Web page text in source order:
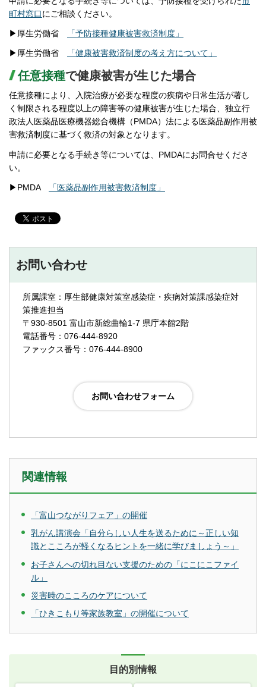
町村窓口にご相談ください。
▶厚生労働省 「予防接種健康被害救済制度」
▶厚生労働省 「健康被害救済制度の考え方について」
任意接種で健康被害が生じた場合
任意接種により、入院治療が必要な程度の疾病や日常生活が著し
く制限される程度以上の障害等の健康被害が生じた場合、独立行
政法人医薬品医療機器総合機構（PMDA）法による医薬品副作用被
害救済制度に基づく救済の対象となります。
申請に必要となる手続き等については、PMDAにお問合せくださ
い。
▶PMDA 「医薬品副作用被害救済制度」
お問い合わせ
所属課室：厚生部健康対策室感染症・疾病対策課感染症対
策推進担当
〒930-8501 富山市新総曲輪1-7 県庁本館2階
電話番号：076-444-8920
ファックス番号：076-444-8900
関連情報
「富山つながりフェア」の開催
乳がん講演会「自分らしい人生を送るために～正しい知
識とこころが軽くなるヒントを一緒に学びましょう～」
お子さんへの切れ目ない支援のための「にこにこファイ
ル」
災害時のこころのケアについて
「ひきこもり等家族教室」の開催について
目的別情報